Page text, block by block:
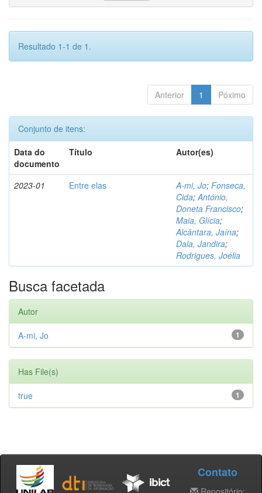
Resultado 1-1 de 1.
Anterior 1 Póximo
Conjunto de itens:
Data do
documento
Título Autor(es)
2023-01 Entre elas A-mi, Jo; Fonseca,
Cida;António,
Doneta Francisco;
Maia, Glícia;
Alcântara, Jaína;
Dala, Jandira;
Rodrigues, Joélia
Busca facetada
Autor
1
A-mi, Jo
Has File(s)
1
true
Contato